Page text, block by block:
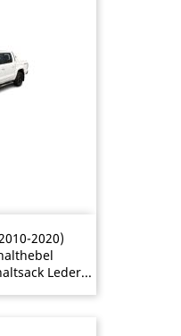
2020)
Leder...